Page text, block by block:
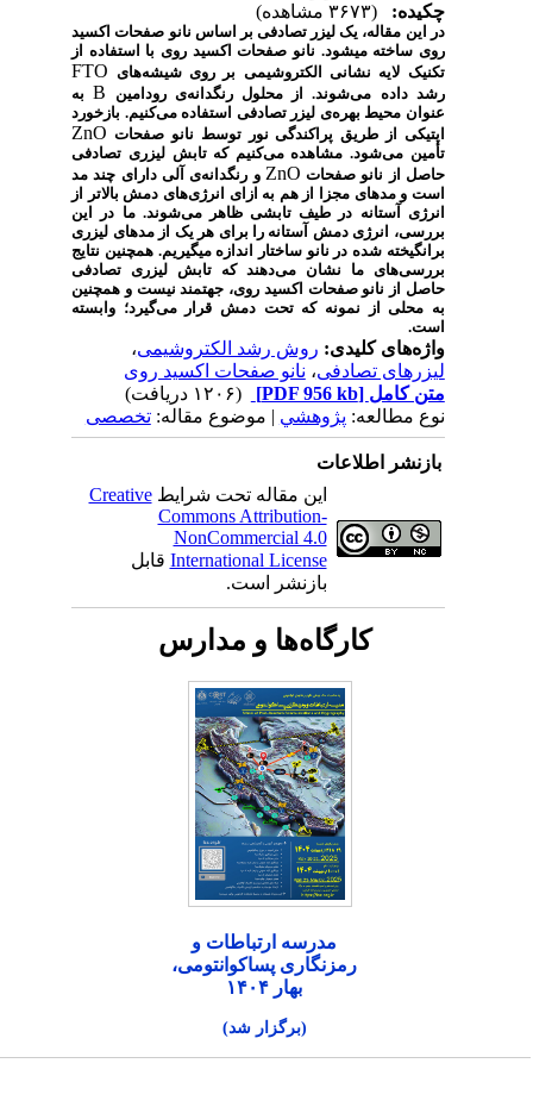
چکیده:
در این مقاله، یک لیزر تصادفی بر اساس نانو صفحات اکسید
روی ساخته می­شود. نانو صفحات اکسید روی با استفاده از
تکنیک لایه نشانی الکتروشیمی بر روی شیشه‌هایFTO
رشد داده می‌شوند. از محلول رنگدانه‌ی رودامینB
به
عنوان محیط بهره‌ی لیزر تصادفی استفاده می‌کنیم. بازخورد
اپتیکی از طریق پراکندگی نور توسط نانو صفحاتZnO
تأمین می‌شود. مشاهده می‌کنیم که تابش لیزری تصادفی
حاصل از نانو صفحاتZnOو رنگدانه‌ی آلی دارای چند مد
است و مدهای مجزا از هم به ازای انرژی‌های دمش بالاتر از
انرژی آستانه در طیف تابشی ظاهر می‌شوند. ما در این
بررسی، انرژی دمش آستانه را برای هر یک از مدهای لیزری
برانگیخته شده در نانو ساختار اندازه می­گیریم. همچنین نتایج
بررسی‌های ما نشان می‌دهند که تابش لیزری تصادفی
حاصل از نانو صفحات اکسید روی، جهتمند نیست و همچنین
به محلی از نمونه که تحت دمش قرار می‌گیرد؛ وابسته
است.
واژه‌های کلیدی:روش رشد الکتروشیمی،
لیزرهای تصادفی،نانو صفحات اکسید روی
متن کامل[PDF 956 kb]
نوع مطالعه:پژوهشي| موضوع مقاله:تخصصی
بازنشر اطلاعات
این مقاله تحت شرایطCreative
Commons Attribution-
NonCommercial 4.0
International Licenseقابل
بازنشر است.
کارگاه‌ها و مدارس
مدرسه ارتباطات و
رمزنگاری پساکوانتومی،
بهار ۱۴۰۴
(برگزار شد)